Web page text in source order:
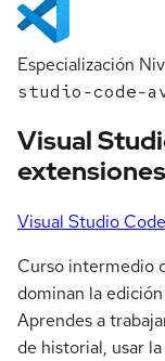
Especialización
studio-code-
Visual
Visual Studio Code
Curso intermedio
dominan la
Aprendes a
de historial, usar